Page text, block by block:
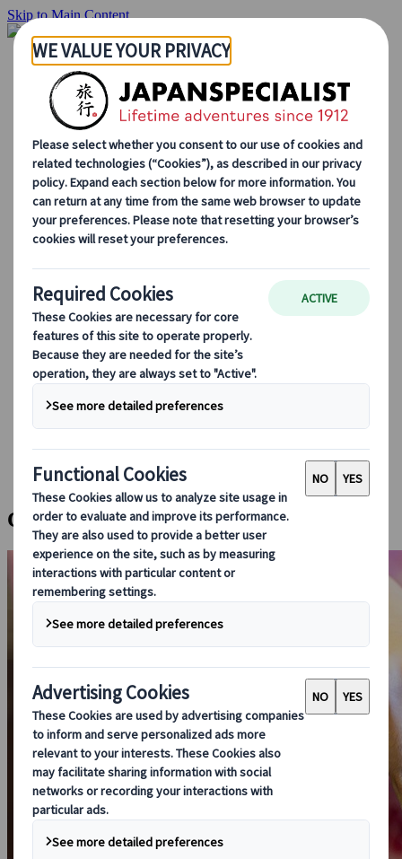
Skip to Main Content
Inizio
Itinerari di viaggio
Itinerari individuali
Tour guidati
Drive & stay
Tour di serie
Escursioni
Tour di gruppo su misura
Japan Rail Pass
Come lavoriamo
Chi siamo
Il nostro team
Blog
Consigli di viaggio per ogni stagione
Attrazioni principali
Approfondimenti culturali
Esperienze culinarie
Alla scoperta del Giappone in treno
Domande frequenti
Informazioni essenziali
Regole di etichetta
Guidare in Giappone
Prenotare con noi
Japan Rail Pass
Strutture ricettive
Consulenza online
Cerimonia del tè in Kimono a Kyoto